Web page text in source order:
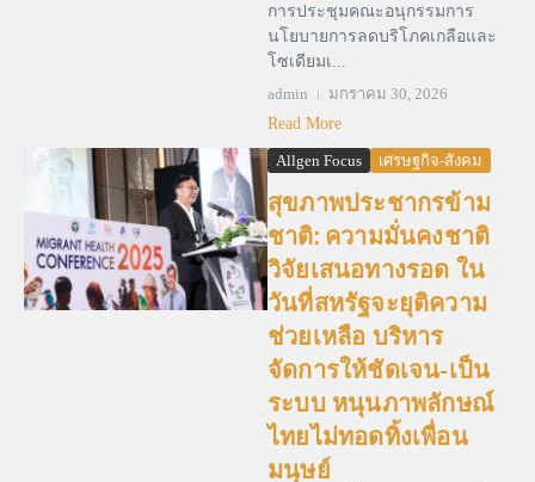
การประชุมคณะอนุกรรมการ
นโยบายการลดบริโภคเกลือและ
โซเดียมเ...
admin
มกราคม 30, 2026
Read More
Allgen Focus เศรษฐกิจ-สังคม
สุขภาพประชากรข้าม
ชาติ: ความมั่นคงชาติ
วิจัยเสนอทางรอด ใน
วันที่สหรัฐจะยุติความ
ช่วยเหลือ บริหาร
จัดการให้ชัดเจน-เป็น
ระบบ หนุนภาพลักษณ์
ไทยไม่ทอดทิ้งเพื่อน
มนุษย์